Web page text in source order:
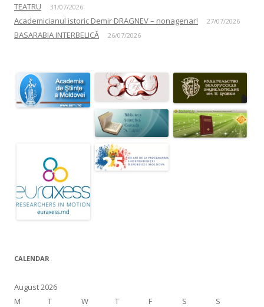
TEATRU 31/07/2026
Academicianul istoric Demir DRAGNEV – nonagenar! 27/07/2026
BASARABIA INTERBELICĂ 26/07/2026
CALENDAR
August 2026
M
T W T F S S